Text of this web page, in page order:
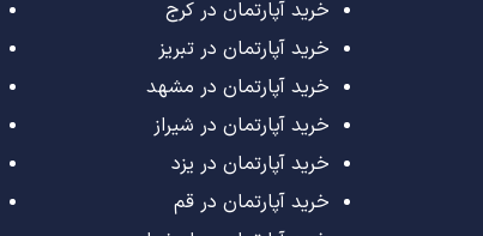
خرید آپارتمان در کرج
خرید آپارتمان در تبریز
خرید آپارتمان در مشهد
خرید آپارتمان در شیراز
خرید آپارتمان در یزد
خرید آپارتمان در قم